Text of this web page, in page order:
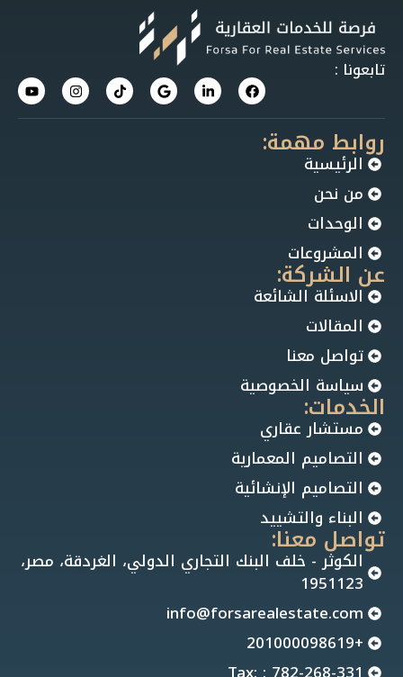
تابعونا :
روابط مهمة:
الرئيسية
من نحن
الوحدات
المشروعات
عن الشركة:
الاسئلة الشائعة
المقالات
تواصل معنا
سياسة الخصوصية
الخدمات:
مستشار عقاري
التصاميم المعمارية
التصاميم الإنشائية
البناء والتشييد
تواصل معنا:
الكوثر - خلف البنك التجاري الدولي، الغردقة، مصر،
1951123
info@forsarealestate.com
+201000098619